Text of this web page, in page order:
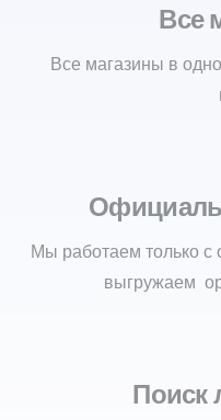
Все
Все магазины в
Мы работаем только
выгружаем
Поиск